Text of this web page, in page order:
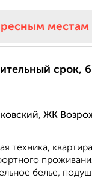
местам
срок,
ЖК
техника,
белье,